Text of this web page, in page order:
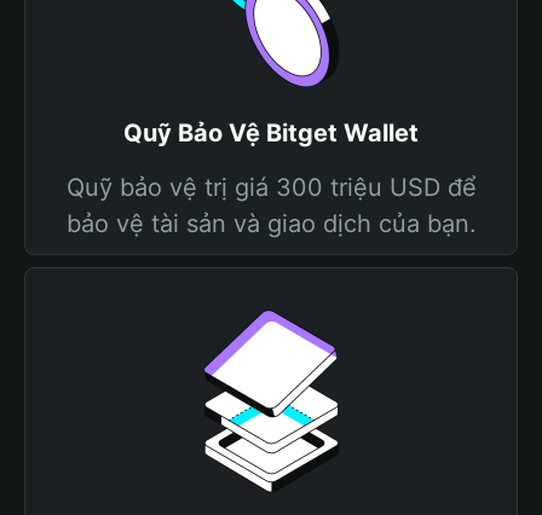
Quỹ Bảo Vệ Bitget Wallet
Quỹ bảo vệ trị giá 300 triệu USD để
bảo vệ tài sản và giao dịch của bạn.